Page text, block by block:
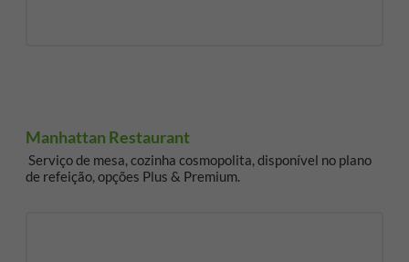
Manhattan Restaurant
Serviço de mesa, cozinha cosmopolita, disponível no plano
de refeição, opções Plus & Premium.